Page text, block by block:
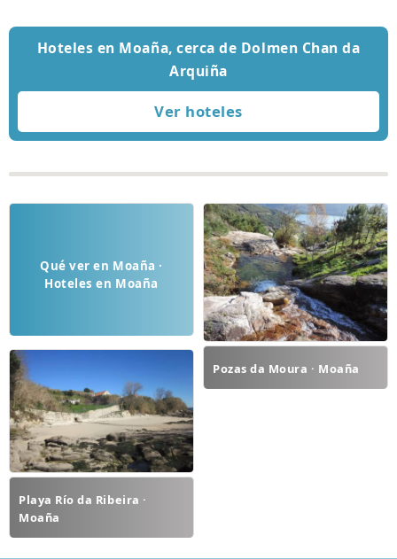
Hoteles en Moaña, cerca de Dolmen Chan da
Arquiña
Qué ver en Moaña ·
Hoteles en Moaña
Pozas da Moura · Moaña
Playa Río da Ribeira ·
Moaña